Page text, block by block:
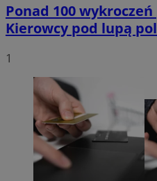
Ponad 100
Kierowcy pod lupą
1